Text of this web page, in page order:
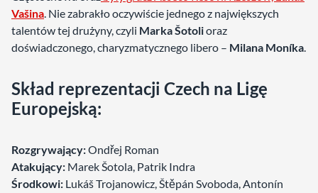
Vašina. Nie zabrakło oczywiście jednego z największych
talentów tej drużyny, czyli Marka Šotolioraz
doświadczonego, charyzmatycznego libero – Milana Moníka.
Skład reprezentacji Czech na Ligę
Europejską:
Rozgrywający:Ondřej Roman
Atakujący: Marek Šotola, Patrik Indra
Środkowi: Lukáš Trojanowicz, Štěpán Svoboda, Antonín